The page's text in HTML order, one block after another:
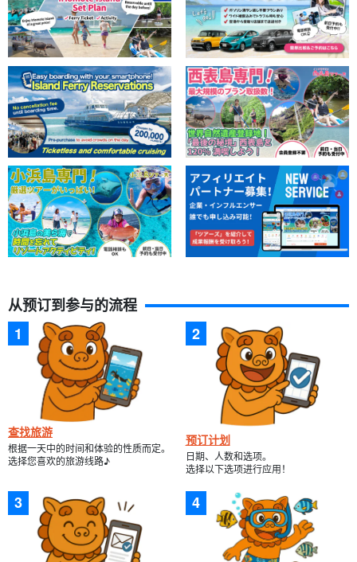
从预订到参与的流程
查找旅游
根据一天中的时间和体验的性质而定。
选择您喜欢的旅游线路♪
预订计划
日期、人数和选项。
选择以下选项进行应用！